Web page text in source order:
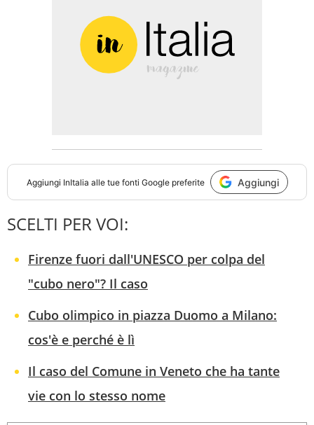
Aggiungi InItalia alle tue fonti Google preferite Aggiungi
SCELTI PER VOI:
Firenze fuori dall'UNESCO per colpa del
"cubo nero"? Il caso
Cubo olimpico in piazza Duomo a Milano:
cos'è e perché è lì
Il caso del Comune in Veneto che ha tante
vie con lo stesso nome